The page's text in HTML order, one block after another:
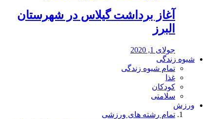
آغاز برداشت گیلاس در شهرستان
البرز
جولای 1, 2020
شیوه زندگی
تمام شیوه زندگی
غذا
کودکان
سلامتی
ورزش
تمام رشته های ورزشی